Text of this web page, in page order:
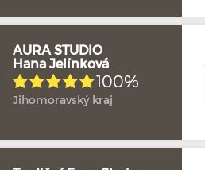
AURA STUDIO
Hana Jelínková
100%
Jihomoravský kraj